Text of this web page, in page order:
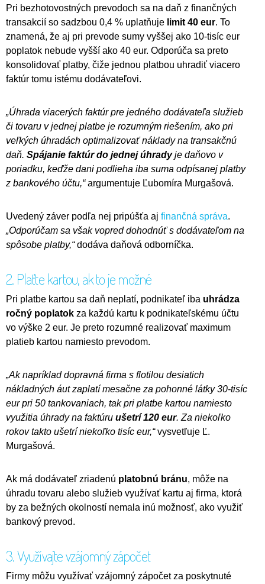
Pri bezhotovostných prevodoch sa na daň z finančných
transakcií so sadzbou 0,4 % uplatňuje limit 40 eur. To
znamená, že aj pri prevode sumy vyššej ako 10-tisíc eur
poplatok nebude vyšší ako 40 eur. Odporúča sa preto
konsolidovať platby, čiže jednou platbou uhradiť viacero
faktúr tomu istému dodávateľovi.
„Úhrada viacerých faktúr pre jedného dodávateľa služieb
či tovaru v jednej platbe je rozumným riešením, ako pri
veľkých úhradách optimalizovať náklady na transakčnú
daň. Spájanie faktúr do jednej úhradyje daňovo v
poriadku, keďže dani podlieha iba suma odpísanej platby
z bankového účtu,“argumentuje Ľubomíra Murgašová.
Uvedený záver podľa nej pripúšťa aj finančná správa.
„Odporúčam sa však vopred dohodnúť s dodávateľom na
spôsobe platby,“dodáva daňová odborníčka.
2. Plaťte kartou, ak to je možné
Pri platbe kartou sa daň neplatí, podnikateľ iba uhrádza
ročný poplatok za každú kartu k podnikateľskému účtu
vo výške 2 eur. Je preto rozumné realizovať maximum
platieb kartou namiesto prevodom.
„Ak napríklad dopravná firma s flotilou desiatich
nákladných áut zaplatí mesačne za pohonné látky 30-tisíc
eur pri 50 tankovaniach, tak pri platbe kartou namiesto
využitia úhrady na faktúru ušetrí 120 eur. Za niekoľko
rokov takto ušetrí niekoľko tisíc eur,“vysvetľuje Ľ.
Murgašová.
Ak má dodávateľ zriadenú platobnú bránu, môže na
úhradu tovaru alebo služieb využívať kartu aj firma, ktorá
by za bežných okolností nemala inú možnosť, ako využiť
bankový prevod.
3. Využívajte vzájomný zápočet
Firmy môžu využívať vzájomný zápočet za poskytnuté